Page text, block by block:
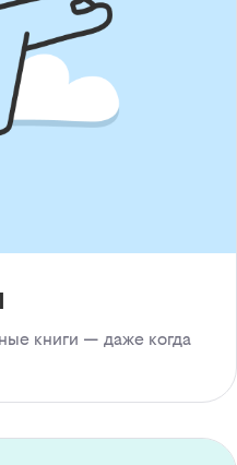
книги — даже когда